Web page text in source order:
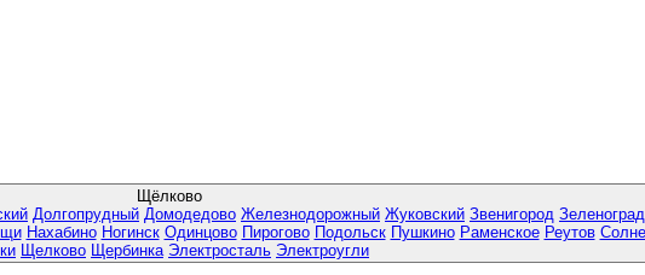
Щёлково
Долгопрудный Домодедово Железнодорожный Жуковский Звенигород Зеленоград
Нахабино Ногинск Одинцово Пирогово Подольск Пушкино Раменское Реутов
Щелково Щербинка Электросталь Электроугли